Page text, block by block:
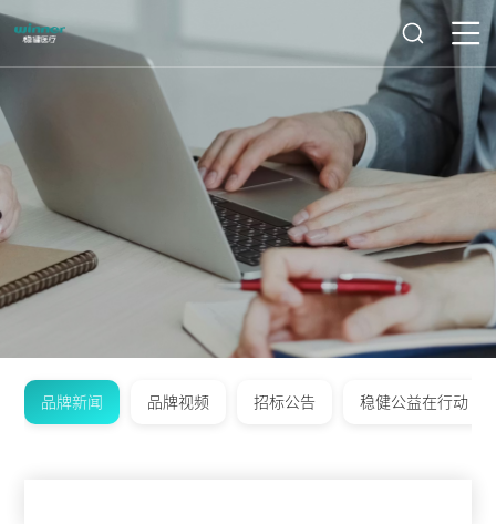
品牌新闻 品牌视频 招标公告 稳健公益在行动